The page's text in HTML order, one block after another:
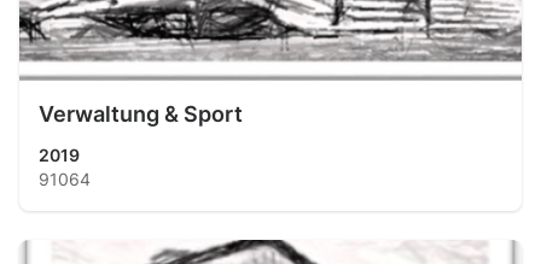
Verwaltung & Sport
2019
91064